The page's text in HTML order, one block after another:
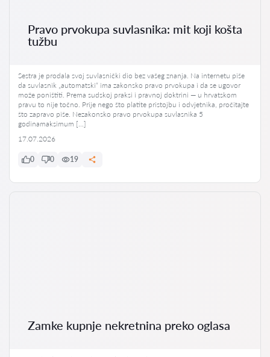
Pravo prvokupa suvlasnika: mit koji košta
tužbu
Sestra je prodala svoj suvlasnički dio bez vašeg znanja. Na internetu piše
da suvlasnik „automatski“ ima zakonsko pravo prvokupa i da se ugovor
može poništiti. Prema sudskoj praksi i pravnoj doktrini — u hrvatskom
pravu to nije točno. Prije nego što platite pristojbu i odvjetnika, pročitajte
što zapravo piše. Nezakonsko pravo prvokupa suvlasnika 5
godinamaksimum […]
17.07.2026
0 0 19
Zamke kupnje nekretnina preko oglasa